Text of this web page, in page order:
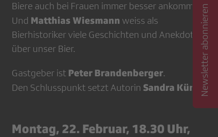
Biere auch bei Frauen immer besser ankommen.
Und Matthias Wiesmann weiss als
Bierhistoriker viele Geschichten und Anekdoten
über unser Bier.
Gastgeber ist Peter Brandenberger.
Den Schlusspunkt setzt Autorin Sandra Künzi .
Montag, 22. Februar, 18.30 Uhr,
Newsletter abonnieren